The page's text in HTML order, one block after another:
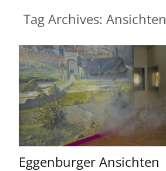
Tag Archives: Ansichten
Eggenburger Ansichten